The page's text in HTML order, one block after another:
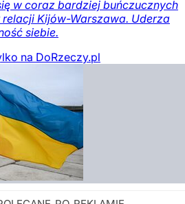
w coraz bardziej buńczucznych
Kijów-Warszawa. Uderza
siebie.
na DoRzeczy.pl